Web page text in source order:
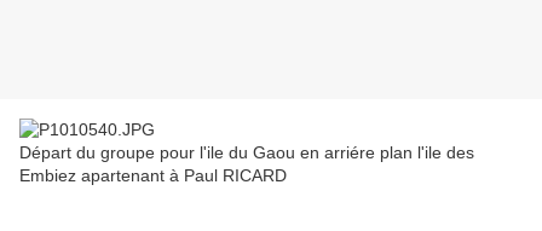
Départ du groupe pour l'ile du Gaou en arriére plan l'ile des
Embiez apartenant à Paul RICARD